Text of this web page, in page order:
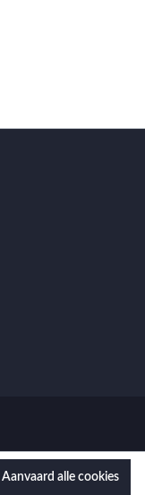
Aanvaard alle cookies